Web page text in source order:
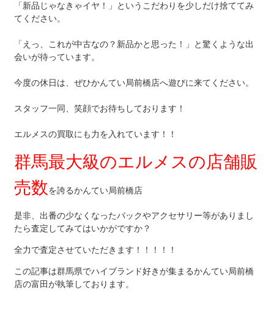
「新品じゃなきゃイヤ！」というこだわりを少しだけ捨ててみ
てください。
「えっ、これが中古なの？新品かと思った！」と驚くような出
会いが待っています。
今度の休日は、ぜひかんてい局前橋店へ遊びに来てください。
スタッフ一同、笑顔でお待ちしております！
エルメスの買取にも力を入れています！！
群馬最大級のエルメスの店舗販
売数を誇るかんてい局前橋店
是非、出番の少なくなったバックやアクセサリー等がありまし
たら査定してみてはいかがですか？
全力で査定させていただきます！！！！！
この記事は群馬県でハイブランド好きが集まるかんてい局前橋
店の富田が執筆しております。